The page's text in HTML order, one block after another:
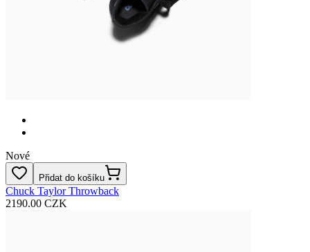
Nové
Přidat do košíku
Chuck Taylor Throwback
2190.00 CZK